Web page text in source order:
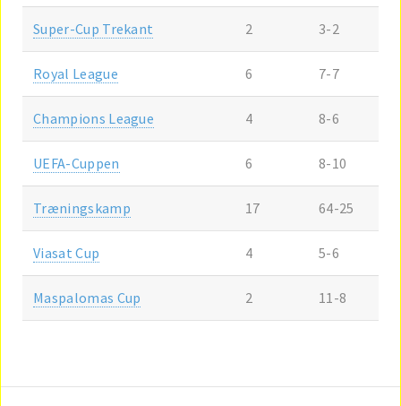
Super-Cup Trekant 2 3-2
Royal League 6 7-7
Champions League 4 8-6
UEFA-Cuppen 6 8-10
Træningskamp 17 64-25
Viasat Cup 4 5-6
Maspalomas Cup 2 11-8